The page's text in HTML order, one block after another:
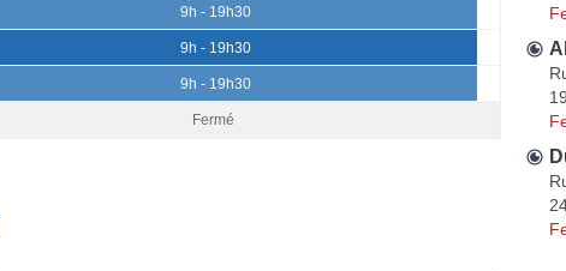
9h - 19h30
9h - 19h30
9h - 19h30
Fermé